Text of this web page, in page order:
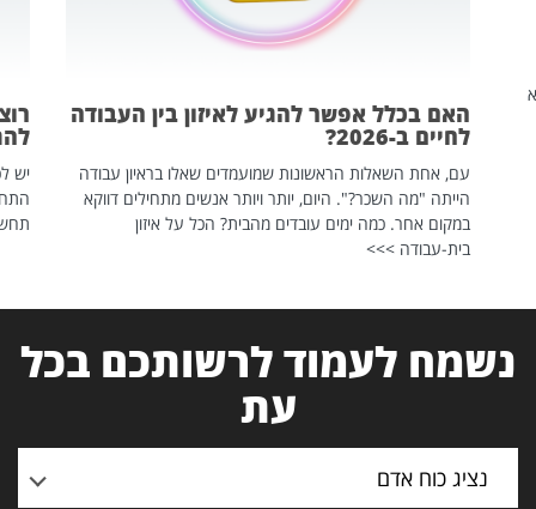
האם בכלל אפשר להגיע לאיזון בין העבודה
לחיים ב-2026?
עם, אחת השאלות הראשונות שמועמדים שאלו בראיון עבודה
הייתה "מה השכר?". היום, יותר ויותר אנשים מתחילים דווקא
במקום אחר. כמה ימים עובדים מהבית? הכל על איזון
בית-עבודה >>>
יש
נשמח לעמוד לרשותכם בכל
עת
נציג כוח אדם